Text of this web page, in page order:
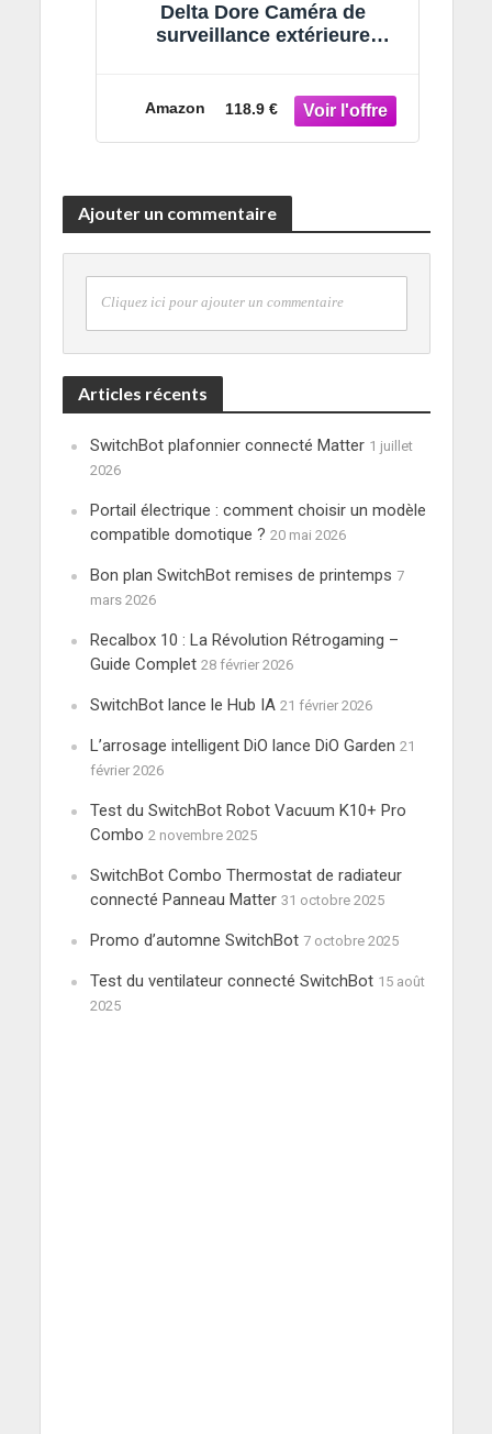
Delta Dore Caméra de
surveillance extérieure
abonnement | détection de
mouvement | Garantie 5 ans |
Amazon 118.9 €
Ajouter un commentaire
Cliquez ici pour ajouter un commentaire
Articles récents
SwitchBot plafonnier connecté Matter 1 juillet
2026
Portail électrique : comment choisir un modèle
compatible domotique ? 20 mai 2026
Bon plan SwitchBot remises de printemps 7
mars 2026
Recalbox 10 : La Révolution Rétrogaming –
Guide Complet 28 février 2026
SwitchBot lance le Hub IA 21 février 2026
L’arrosage intelligent DiO lance DiO Garden 21
février 2026
Test du SwitchBot Robot Vacuum K10+ Pro
Combo 2 novembre 2025
SwitchBot Combo Thermostat de radiateur
connecté Panneau Matter 31 octobre 2025
Promo d’automne SwitchBot 7 octobre 2025
Test du ventilateur connecté SwitchBot 15 août
2025